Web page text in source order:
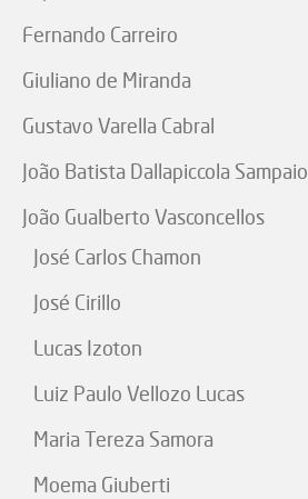
Fernando Carreiro
Giuliano de Miranda
Gustavo Varella Cabral
João Batista Dallapiccola Sampaio
João Gualberto Vasconcellos
José Carlos Chamon
José Cirillo
Lucas Izoton
Luiz Paulo Vellozo Lucas
Maria Tereza Samora
Moema Giuberti